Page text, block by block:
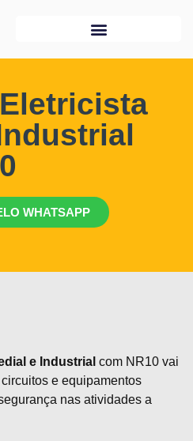
WHATSAPP
e Industrial com NR10 vai
e equipamentos
nas atividades a